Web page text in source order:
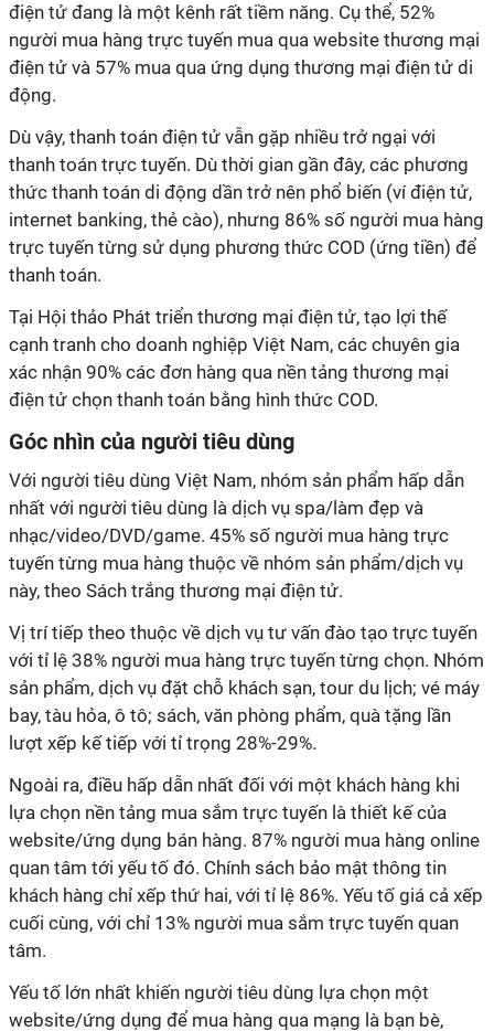
điện tử đang là một kênh rất tiềm năng. Cụ thể, 52%
người mua hàng trực tuyến mua qua website thương mại
điện tử và 57% mua qua ứng dụng thương mại điện tử di
động.
Dù vậy, thanh toán điện tử vẫn gặp nhiều trở ngại với
thanh toán trực tuyến. Dù thời gian gần đây, các phương
thức thanh toán di động dần trở nên phổ biến (ví điện tử,
internet banking, thẻ cào), nhưng 86% số người mua hàng
trực tuyến từng sử dụng phương thức COD (ứng tiền) để
thanh toán.
Tại Hội thảo Phát triển thương mại điện tử, tạo lợi thế
cạnh tranh cho doanh nghiệp Việt Nam, các chuyên gia
xác nhận 90% các đơn hàng qua nền tảng thương mại
điện tử chọn thanh toán bằng hình thức COD.
Góc nhìn của người tiêu dùng
Với người tiêu dùng Việt Nam, nhóm sản phẩm hấp dẫn
nhất với người tiêu dùng là dịch vụ spa/làm đẹp và
nhạc/video/DVD/game. 45% số người mua hàng trực
tuyến từng mua hàng thuộc về nhóm sản phẩm/dịch vụ
này, theo Sách trắng thương mại điện tử.
Vị trí tiếp theo thuộc về dịch vụ tư vấn đào tạo trực tuyến
với tỉ lệ 38% người mua hàng trực tuyến từng chọn. Nhóm
sản phẩm, dịch vụ đặt chỗ khách sạn, tour du lịch; vé máy
bay, tàu hỏa, ô tô; sách, văn phòng phẩm, quà tặng lần
lượt xếp kế tiếp với tỉ trọng 28%-29%.
Ngoài ra, điều hấp dẫn nhất đối với một khách hàng khi
lựa chọn nền tảng mua sắm trực tuyến là thiết kế của
website/ứng dụng bán hàng. 87% người mua hàng online
quan tâm tới yếu tố đó. Chính sách bảo mật thông tin
khách hàng chỉ xếp thứ hai, với tỉ lệ 86%. Yếu tố giá cả xếp
cuối cùng, với chỉ 13% người mua sắm trực tuyến quan
tâm.
Yếu tố lớn nhất khiến người tiêu dùng lựa chọn một
website/ứng dụng để mua hàng qua mạng là bạn bè,